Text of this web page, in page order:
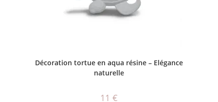
Décoration tortue en aqua résine – Elégance
naturelle
11 €